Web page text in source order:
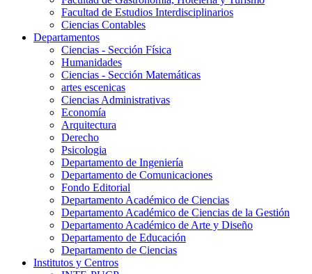
Facultad de Estudios Interdisciplinarios
Ciencias Contables
Departamentos
Ciencias - Sección Física
Humanidades
Ciencias - Sección Matemáticas
artes escenicas
Ciencias Administrativas
Economía
Arquitectura
Derecho
Psicologia
Departamento de Ingeniería
Departamento de Comunicaciones
Fondo Editorial
Departamento Académico de Ciencias
Departamento Académico de Ciencias de la Gestión
Departamento Académico de Arte y Diseño
Departamento de Educación
Departamento de Ciencias
Institutos y Centros